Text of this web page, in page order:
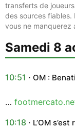
transferts de
des sources
vous ne manquerez
samedi 8
10:51 OM :
…
10:18
L’OM